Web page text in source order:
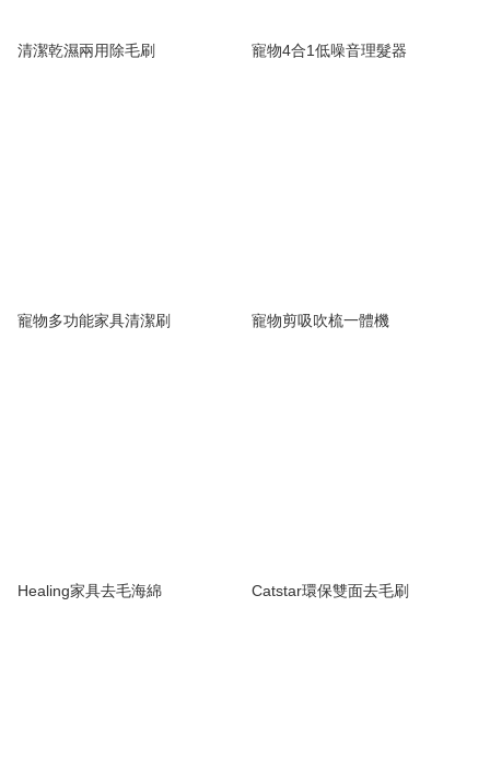
清潔乾濕兩用除毛刷 寵物4合1低噪音理髮器
寵物多功能家具清潔刷 寵物剪吸吹梳一體機
Healing家具去毛海綿 Catstar環保雙面去毛刷